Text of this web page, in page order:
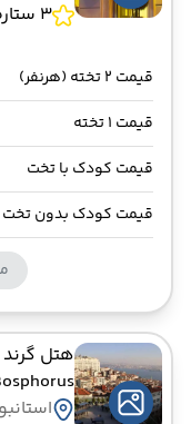
3 ستاره
قیمت 2 تخته (هرنفر)
قیمت 1 تخته
قیمت کودک با تخت
قیمت کودک بدون تخت
هتل گرند